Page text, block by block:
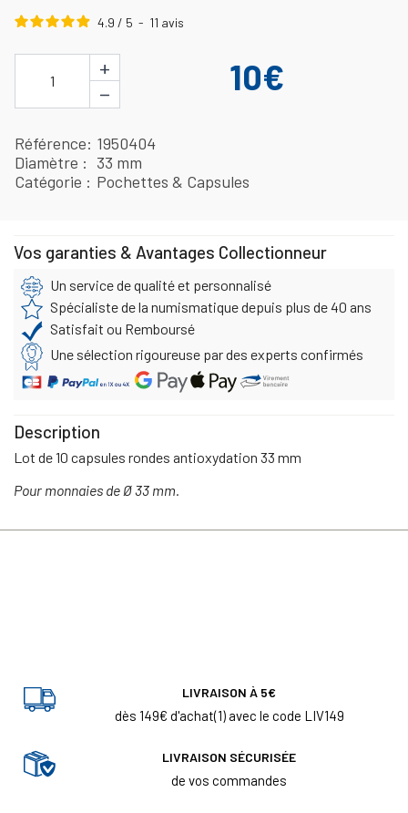
4.9 / 5 - 11 avis
1
+
−
10€
Référence 1950404
Diamètre
33 mm
Catégorie
Pochettes & Capsules
Vos garanties & Avantages Collectionneur
Un service de qualité et personnalisé
Spécialiste de la numismatique depuis plus de 40 ans
Satisfait ou Remboursé
Une sélection rigoureuse par des experts confirmés
Description
Lot de 10 capsules rondes antioxydation 33 mm
Pour monnaies de Ø 33 mm.
LIVRAISON À 5€
dès 149€ d'achat(1) avec le code LIV149
LIVRAISON SÉCURISÉE
de vos commandes